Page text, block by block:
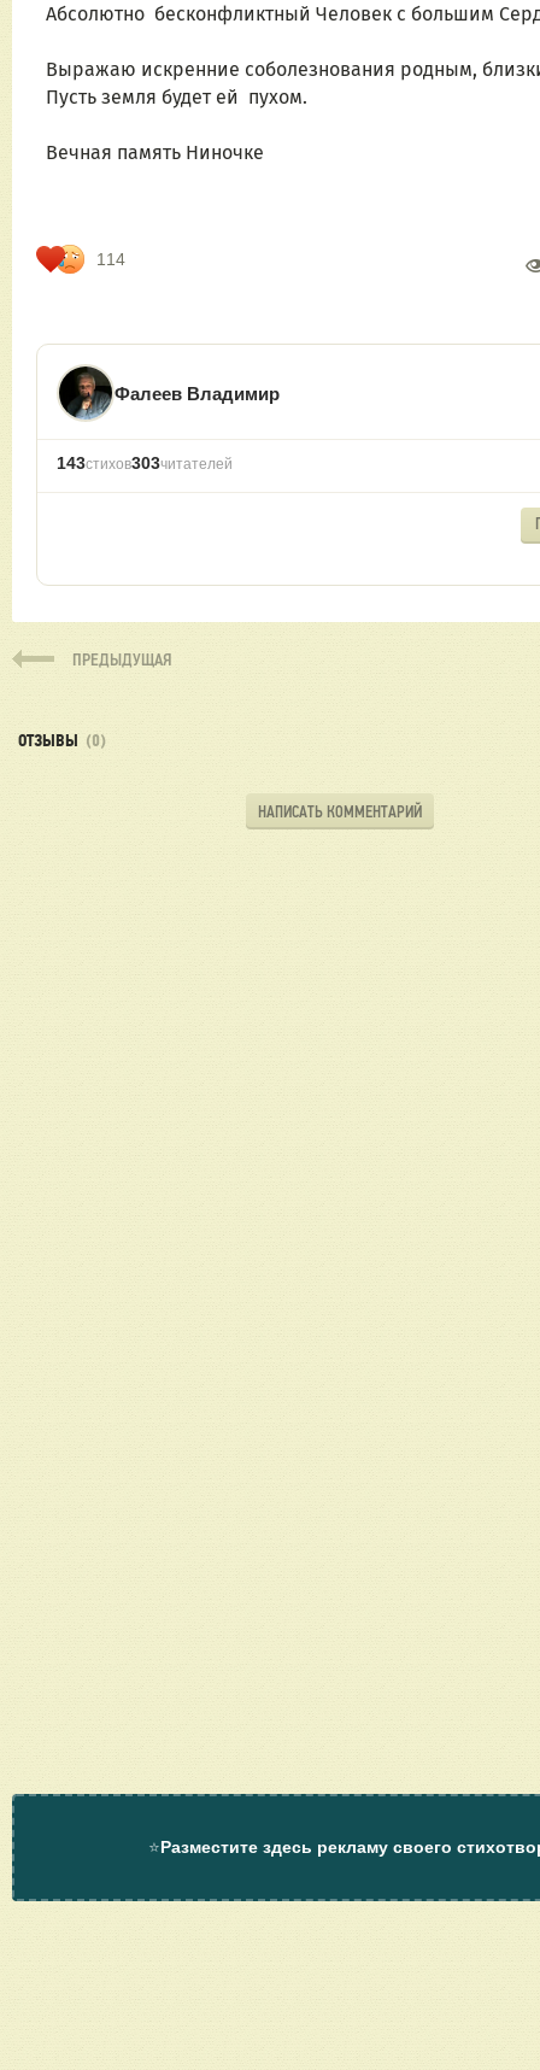
Абсолютно  бесконфликтный Человек с большим
Выражаю искренние соболезнования родным,
Пусть земля будет ей  пухом.
Вечная память Ниночке
114
Фалеев Владимир
143стихов303читателей
ПРЕДЫДУЩАЯ
ОТЗЫВЫ (0)
НАПИСАТЬ КОММЕНТАРИЙ
⭐Разместите здесь рекламу своего